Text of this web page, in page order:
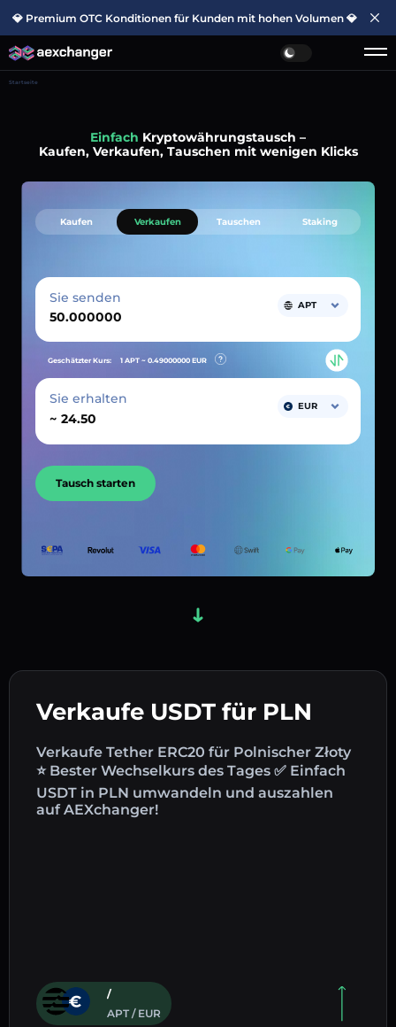
💎 Premium OTC Konditionen für Kunden mit hohen Volumen 💎
Startseite
Einfach Kryptowährungstausch –
Kaufen, Verkaufen, Tauschen mit wenigen Klicks
Verkaufe USDT für PLN
Verkaufe Tether ERC20 für Polnischer Złoty
⭐ Bester Wechselkurs des Tages ✅ Einfach
USDT in PLN umwandeln und auszahlen
auf AEXchanger!
/
APT / EUR
Kaufen Verkaufen Tauschen Staking
Sie senden APT
Geschätzter Kurs: 1 APT ~ 0.49000000 EUR
Sie erhalten
~
EUR
Tausch starten